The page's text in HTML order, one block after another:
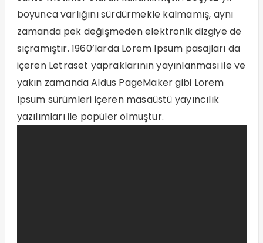
boyunca varlığını sürdürmekle kalmamış, aynı
zamanda pek değişmeden elektronik dizgiye de
sıçramıştır. 1960’larda Lorem Ipsum pasajları da
içeren Letraset yapraklarının yayınlanması ile ve
yakın zamanda Aldus PageMaker gibi Lorem
Ipsum sürümleri içeren masaüstü yayıncılık
yazılımları ile popüler olmuştur.